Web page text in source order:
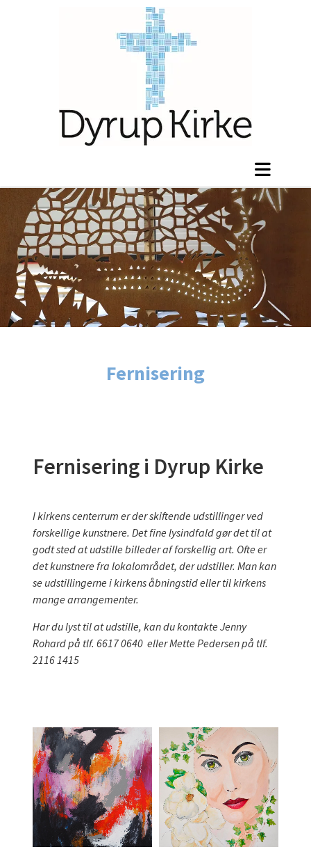
Fernisering
Fernisering i Dyrup Kirke
I kirkens centerrum er der skiftende udstillinger ved
forskellige kunstnere. Det fine lysindfald gør det til at
godt sted at udstille billeder af forskellig art. Ofte er
det kunstnere fra lokalområdet, der udstiller. Man kan
se udstillingerne i kirkens åbningstid eller til kirkens
mange arrangementer.
Har du lyst til at udstille, kan du kontakte Jenny
Rohard på tlf. 6617 0640 eller Mette Pedersen på tlf.
2116 1415